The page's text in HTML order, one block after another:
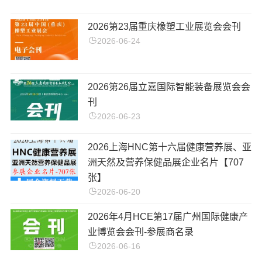
2026第23届重庆橡塑工业展览会会刊
2026-06-24
​2026第26届立嘉国际智能装备展览会会
刊
2026-06-23
2026上海HNC第十六届健康营养展、亚
洲天然及营养保健品展企业名片【707
张】
2026-06-20
2026年4月HCE第17届广州国际健康产
业博览会会刊-参展商名录
2026-06-16